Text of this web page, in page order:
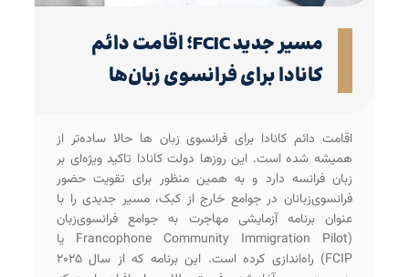
مسیر جدید FCIC؛ اقامت دائم
کانادا برای فرانسوی زبان‌ها
اقامت دائم کانادا برای فرانسوی زبان‌ ها حالا ساده‌تر از
همیشه شده است. این روزها دولت کانادا تاکید ویژه‌ای بر
زبان فرانسه دارد و به همین منظور برای تقویت حضور
فرانسوی‌زبانان در جوامع خارج از کبک، مسیر جدیدی را با
عنوان برنامه آزمایشی مهاجرت به جوامع فرانسوی‌زبان
(Francophone Community Immigration Pilot یا
FCIP) راه‌اندازی کرده است. این برنامه که از سال ۲۰۲۵